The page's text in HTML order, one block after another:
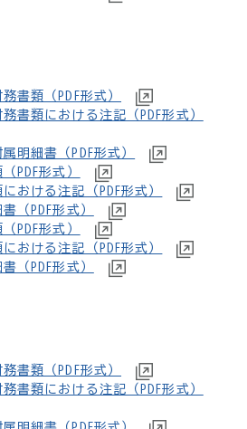
書類（PDF形式）
書類における注記（PDF形式）
明細書（PDF形式）
PDF形式）
おける注記（PDF形式）
（PDF形式）
PDF形式）
おける注記（PDF形式）
（PDF形式）
書類（PDF形式）
書類における注記（PDF形式）